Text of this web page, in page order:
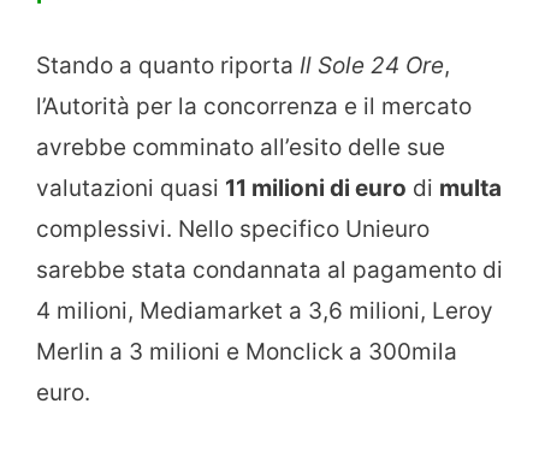
Stando a quanto riporta Il Sole 24 Ore,
l’Autorità per la concorrenza e il mercato
avrebbe comminato all’esito delle sue
valutazioni quasi 11 milioni di euro di multa
complessivi. Nello specifico Unieuro
sarebbe stata condannata al pagamento di
4 milioni, Mediamarket a 3,6 milioni, Leroy
Merlin a 3 milioni e Monclick a 300mila
euro.